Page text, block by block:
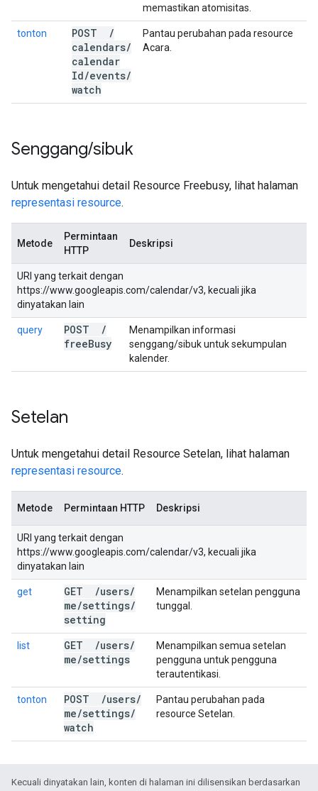
memastikan atomisitas.
tonton POST
/
calendars/
calendar
Id/events/
watch
Pantau perubahan pada resource
Acara.
Senggang/sibuk
Untuk mengetahui detail Resource Freebusy, lihat halaman
representasi resource.
Metode
Permintaan
HTTP
Deskripsi
URI yang terkait dengan
https://www.googleapis.com/calendar/v3, kecuali jika
dinyatakan lain
query POST
/
freeBusy
Menampilkan informasi
senggang/sibuk untuk sekumpulan
kalender.
Setelan
Untuk mengetahui detail Resource Setelan, lihat halaman
representasi resource.
Metode Permintaan HTTP Deskripsi
URI yang terkait dengan
https://www.googleapis.com/calendar/v3, kecuali jika
dinyatakan lain
get GET /users/
me/settings/
setting
Menampilkan setelan pengguna
tunggal.
list GET /users/
me/settings
Menampilkan semua setelan
pengguna untuk pengguna
terautentikasi.
tonton POST /users/
me/settings/
watch
Pantau perubahan pada
resource Setelan.
Kecuali dinyatakan lain, konten di halaman ini dilisensikan berdasarkan